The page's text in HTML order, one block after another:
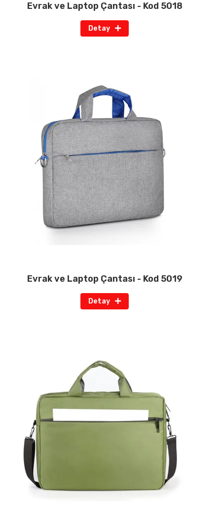
Evrak ve Laptop Çantası - Kod 5018
Detay
Evrak ve Laptop Çantası - Kod 5019
Detay